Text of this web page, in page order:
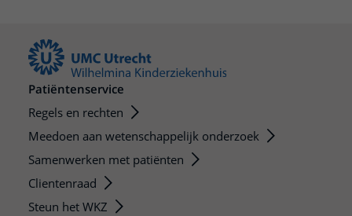
Patiëntenservice
Regels en rechten
Meedoen aan wetenschappelijk onderzoek
Samenwerken met patiënten
Clientenraad
Steun het WKZ